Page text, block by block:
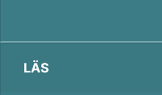
LÄS